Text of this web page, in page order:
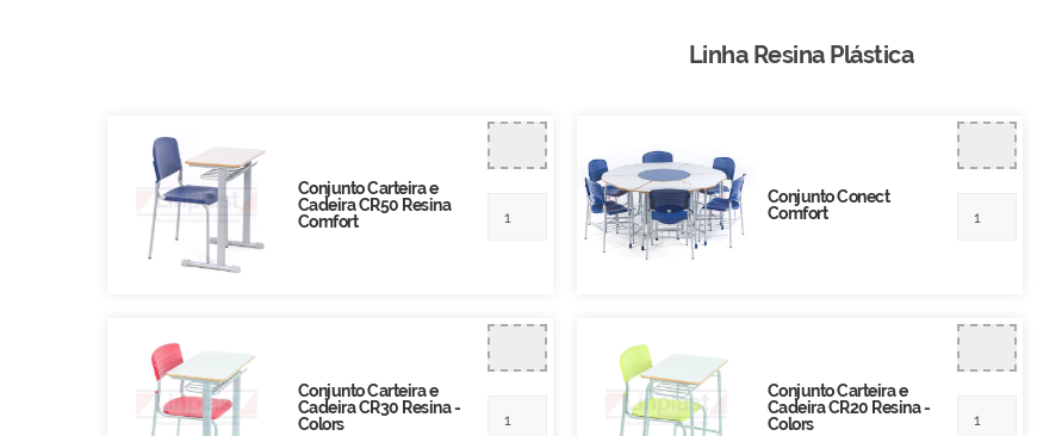
Linha Resina Plástica
Conjunto Carteira e
Cadeira CR50 Resina
Comfort
Conjunto Conect
Comfort
Conjunto Carteira e
Cadeira CR30 Resina -
Colors
Conjunto Carteira e
Cadeira CR20 Resina -
Colors